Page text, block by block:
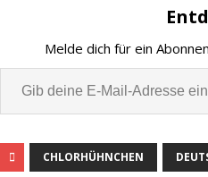
Melde dich für ein
CHLORHÜHNCHEN